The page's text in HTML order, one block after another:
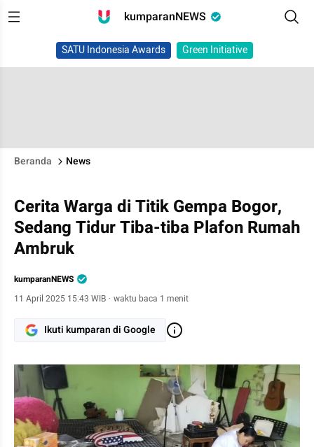
kumparanNEWS
SATU Indonesia Awards Green Initiative
Beranda News
Cerita Warga di Titik Gempa Bogor,
Sedang Tidur Tiba-tiba Plafon Rumah
Ambruk
kumparanNEWS
11 April 2025 15:43 WIB · waktu baca 1 menit
Ikuti kumparan di Google